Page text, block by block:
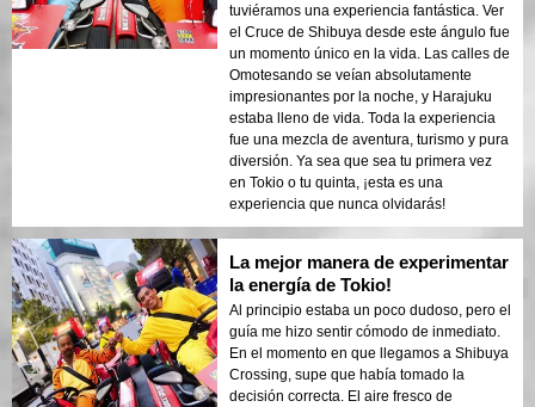
tuviéramos una experiencia fantástica. Ver
el Cruce de Shibuya desde este ángulo fue
un momento único en la vida. Las calles de
Omotesando se veían absolutamente
impresionantes por la noche, y Harajuku
estaba lleno de vida. Toda la experiencia
fue una mezcla de aventura, turismo y pura
diversión. Ya sea que sea tu primera vez
en Tokio o tu quinta, ¡esta es una
experiencia que nunca olvidarás!
La mejor manera de experimentar
la energía de Tokio!
Al principio estaba un poco dudoso, pero el
guía me hizo sentir cómodo de inmediato.
En el momento en que llegamos a Shibuya
Crossing, supe que había tomado la
decisión correcta. El aire fresco de